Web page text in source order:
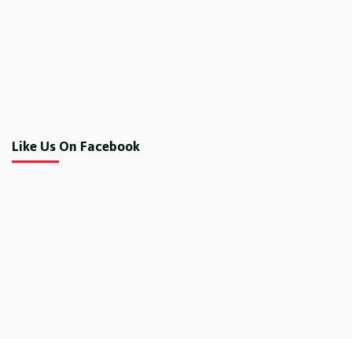
Like Us On Facebook